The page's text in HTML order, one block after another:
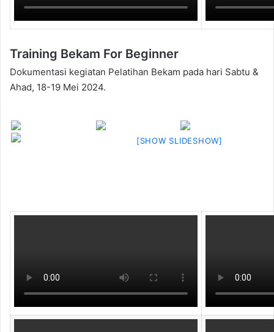
Training Bekam For Beginner
Dokumentasi kegiatan Pelatihan Bekam pada hari Sabtu &
Ahad, 18-19 Mei 2024.
[SHOW SLIDESHOW]